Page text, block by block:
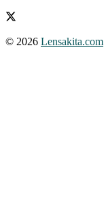
© 2026 Lensakita.com